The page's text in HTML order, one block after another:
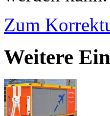
Zum
Weitere